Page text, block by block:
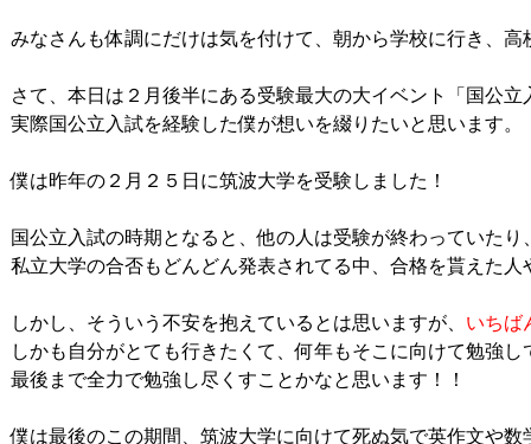
みなさんも体調にだけは気を付けて、朝から学校に行き、
さて、本日は２月後半にある受験最大の大イベント「国公
実際国公立入試を経験した僕が想いを綴りたいと思います。
僕は昨年の２月２５日に筑波大学を受験しました！
国公立入試の時期となると、他の人は受験が終わっていた
私立大学の合否もどんどん発表されてる中、合格を貰えた
しかし、そういう不安を抱えているとは思いますが、 いちば
しかも自分がとても行きたくて、何年もそこに向けて勉強
最後まで全力で勉強し尽くすことかなと思います！！
僕は最後のこの期間、筑波大学に向けて死ぬ気で英作文や